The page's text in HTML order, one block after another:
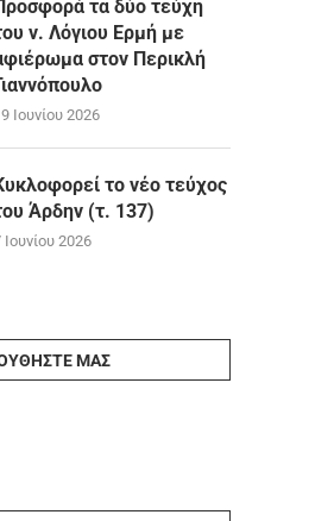
τα δύο τεύχη
ν. Λόγιου Ερμή με
στον Περικλή
Ιουνίου 2026
το νέο τεύχος
Άρδην (τ. 137)
Ιουνίου 2026
ΜΑΣ